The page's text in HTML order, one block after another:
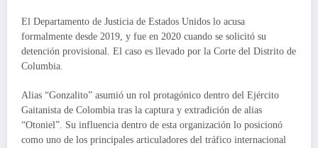
El Departamento de Justicia de Estados Unidos lo acusa
formalmente desde 2019, y fue en 2020 cuando se solicitó su
detención provisional. El caso es llevado por la Corte del Distrito de
Columbia.
Alias “Gonzalito” asumió un rol protagónico dentro del Ejército
Gaitanista de Colombia tras la captura y extradición de alias
“Otoniel”. Su influencia dentro de esta organización lo posicionó
como uno de los principales articuladores del tráfico internacional